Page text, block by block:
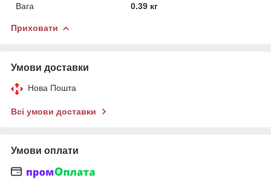
Вага
0.39 кг
Приховати
Умови доставки
Нова Пошта
Всі умови доставки
Умови оплати